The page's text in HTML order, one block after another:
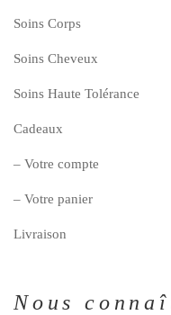
Soins Corps
Soins Cheveux
Soins Haute Tolérance
Cadeaux
– Votre compte
– Votre panier
Livraison
Nous